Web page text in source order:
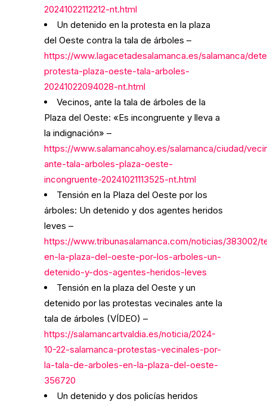
20241022112212-nt.html
Un detenido en la protesta en la plaza
del Oeste contra la tala de árboles –
https://www.lagacetadesalamanca.es/salamanca/
protesta-plaza-oeste-tala-arboles-
20241022094028-nt.html
Vecinos, ante la tala de árboles de la
Plaza del Oeste: «Es incongruente y lleva a
la indignación» –
https://www.salamancahoy.es/salamanca/ciudad/
ante-tala-arboles-plaza-oeste-
incongruente-20241021113525-nt.html
Tensión en la Plaza del Oeste por los
árboles: Un detenido y dos agentes heridos
leves –
https://www.tribunasalamanca.com/noticias/383002/
en-la-plaza-del-oeste-por-los-arboles-un-
detenido-y-dos-agentes-heridos-leves
Tensión en la plaza del Oeste y un
detenido por las protestas vecinales ante la
tala de árboles (VÍDEO) –
https://salamancartvaldia.es/noticia/2024-
10-22-salamanca-protestas-vecinales-por-
la-tala-de-arboles-en-la-plaza-del-oeste-
356720
Un detenido y dos policías heridos